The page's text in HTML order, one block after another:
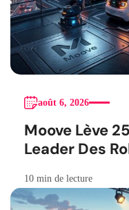
août 6, 2026
Moove Lève
Leader Des
10 min de lecture